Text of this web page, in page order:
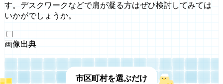
す。デスクワークなどで肩が凝る方はぜひ検討してみては
いかがでしょうか。
画像出典
市区町村を選ぶだけ